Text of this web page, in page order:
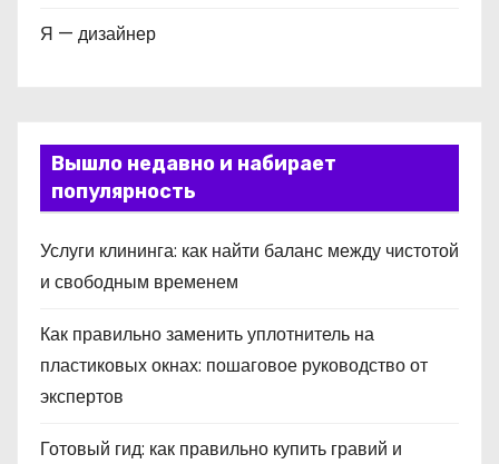
Я — дизайнер
Вышло недавно и набирает
популярность
Услуги клининга: как найти баланс между чистотой
и свободным временем
Как правильно заменить уплотнитель на
пластиковых окнах: пошаговое руководство от
экспертов
Готовый гид: как правильно купить гравий и